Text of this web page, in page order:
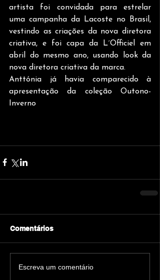
artista foi convidada para estrelar
uma campanha da Lacoste no Brasil,
vestindo as criações da nova diretora
criativa, e foi capa da L´Officiel em
abril do mesmo ano, usando look da
nova diretora criativa da marca.
Anttónia já havia comparecido à
apresentação da coleção Outono-
Inverno
Comentários
Escreva um comentário